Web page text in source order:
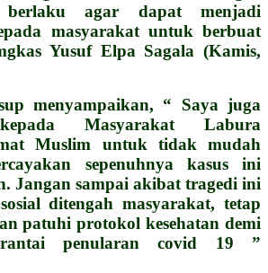
agar dapat menjadi
masyarakat untuk berbuat
Yusuf Elpa Sagala (Kamis,
menyampaikan, “ Saya juga
Masyarakat Labura
Muslim untuk tidak mudah
sepenuhnya kasus ini
Jangan sampai akibat tragedi ini
ditengah masyarakat, tetap
patuhi protokol kesehatan demi
penularan covid 19 ”